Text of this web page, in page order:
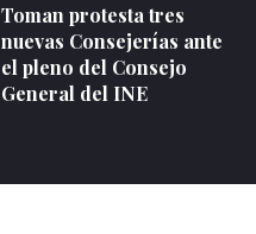
Toman protesta tres
nuevas Consejerías ante
el pleno del Consejo
General del INE